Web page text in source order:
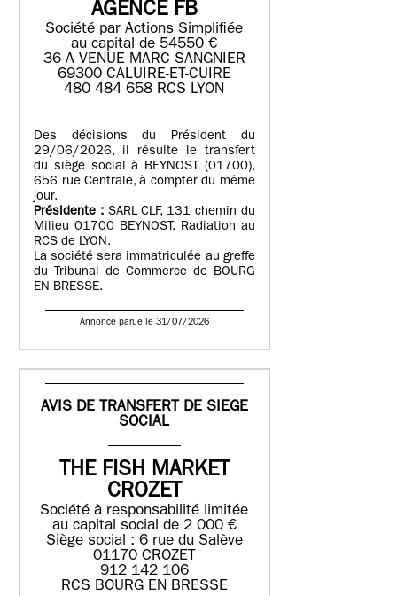
AGENCE FB
Société par Actions Simplifiée
au capital de 54550 €
36 A VENUE MARC SANGNIER
69300 CALUIRE-ET-CUIRE
480 484 658 RCS LYON
Des décisions du Président du
29/06/2026, il résulte le transfert
du siège social à BEYNOST (01700),
656 rue Centrale, à compter du même
jour.
Présidente :SARL CLF, 131 chemin du
Milieu 01700 BEYNOST. Radiation au
RCS de LYON.
La société sera immatriculée au greffe
du Tribunal de Commerce de BOURG
EN BRESSE.
Annonce parue le 31/07/2026
AVIS DE TRANSFERT DE SIEGE
SOCIAL
THE FISH MARKET
CROZET
Société à responsabilité limitée
au capital social de 2 000 €
Siège social : 6 rue du Salève
01170 CROZET
912 142 106
RCS BOURG EN BRESSE